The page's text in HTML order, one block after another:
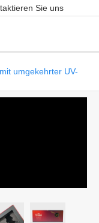
Sie uns
umgekehrter UV-